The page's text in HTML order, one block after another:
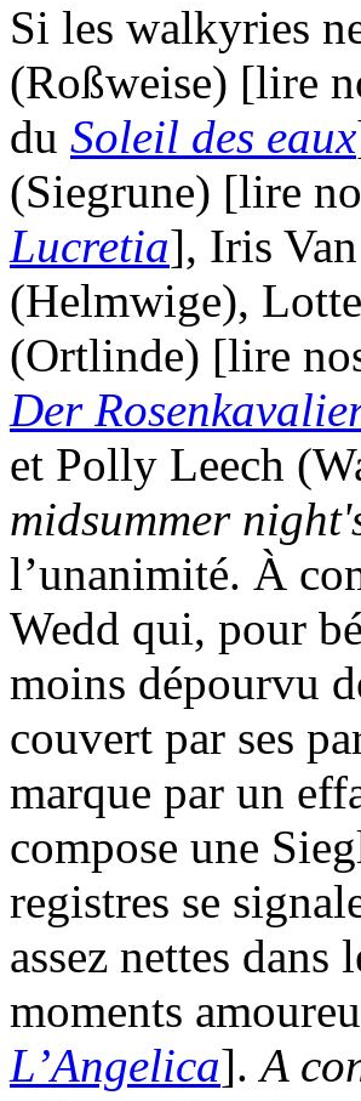
Si les walkyries
(Roßweise) [lire
du Soleil des eaux
(Siegrune) [lire
Lucretia], Iris
(Helmwige),
(Ortlinde) [lire
Der
et Polly Leech
midsummer
l’unanimité. À
Wedd qui, pour
moins dépourvu
couvert par ses
marque par un
compose une
registres se
assez nettes dans
moments
L’Angelica].A